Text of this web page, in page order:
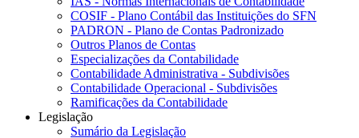
COSIF - Plano Contábil das Instituições do SFN
PADRON - Plano de Contas Padronizado
Outros Planos de Contas
Especializações da Contabilidade
Contabilidade Administrativa - Subdivisões
Contabilidade Operacional - Subdivisões
Ramificações da Contabilidade
Legislação
Sumário da Legislação